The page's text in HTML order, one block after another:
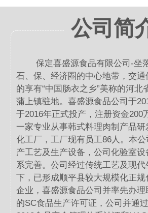
公司简
保定喜盛源食品有限公司-坐落
石、保、经济圈的中心地带，交
的享有“中国肠衣之乡”美称的河北
蒲上镇驻地。喜盛源食品公司于
于2016年正式投产，注册资金200
一家专业从事韩式料理肉制产品
化工厂，工厂现有员工86人。本
产工艺及生产设备，公司化验室
系完善。公司经过传统工艺及现
下，已形成顺平县较大规模化正
企业，喜盛源食品公司并率先办
的SC食品生产许可证，公司并通